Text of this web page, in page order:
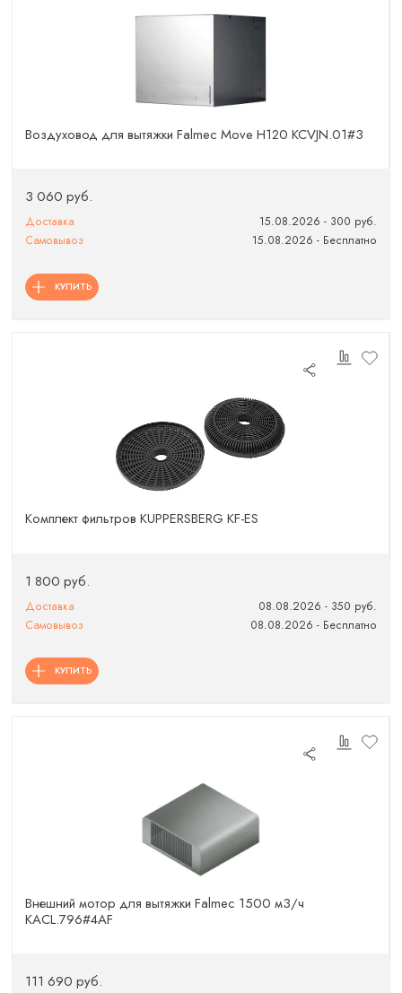
Воздуховод для вытяжки Falmec Move H120 KCVJN.01#3
3 060 руб.
Доставка
15.08.2026 - 300 руб.
Самовывоз
15.08.2026 - Бесплатно
КУПИТЬ
Комплект фильтров KUPPERSBERG KF-ES
1 800 руб.
Доставка
08.08.2026 - 350 руб.
Самовывоз
08.08.2026 - Бесплатно
КУПИТЬ
Внешний мотор для вытяжки Falmec 1500 м3/ч
KACL.796#4AF
111 690 руб.